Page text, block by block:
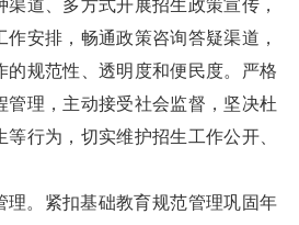
道、多方式开展招生政策宣传，
作安排，畅通政策咨询答疑渠道，
的规范性、透明度和便民度。严格
管理，主动接受社会监督，坚决杜
行为，切实维护招生工作公开、
理。紧扣基础教育规范管理巩固年